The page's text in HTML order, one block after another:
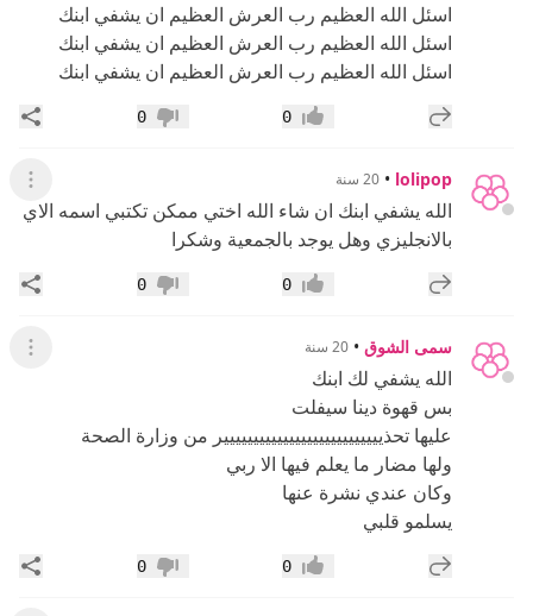
اسئل الله العظيم رب العرش العظيم ان يشفي ابنك
اسئل الله العظيم رب العرش العظيم ان يشفي ابنك
اسئل الله العظيم رب العرش العظيم ان يشفي ابنك
إضافة رد جديد إعجاب0 عدم إعجاب
0
lolipop
• 20 سنة عرض
الله يشفي ابنك ان شاء الله اختي ممكن تكتبي اسمه الاي
بالانجليزي وهل يوجد بالجمعية وشكرا
إضافة رد جديد إعجاب0 عدم إعجاب
0
سمى الشوق • 20 سنة عرض
الله يشفي لك ابنك
بس قهوة دينا سيفلت
عليها تحذييييييييييييييييييييييييييير من وزارة الصحة
ولها مضار ما يعلم فيها الا ربي
وكان عندي نشرة عنها
يسلمو قلبي
إضافة رد جديد إعجاب0 عدم إعجاب
0